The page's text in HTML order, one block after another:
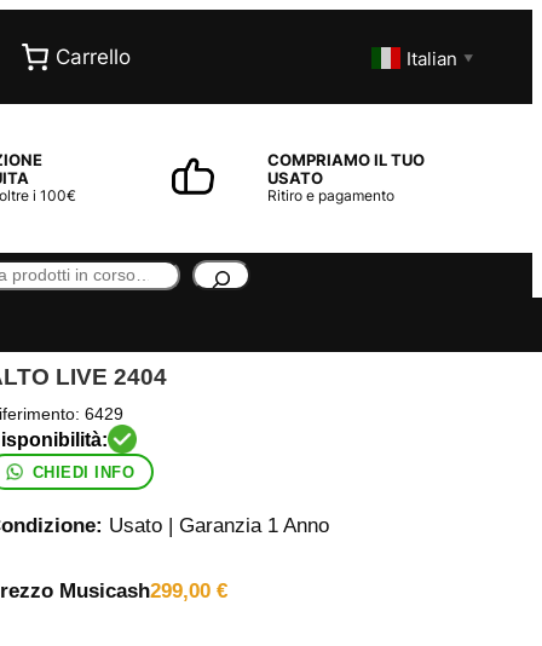
Carrello Italian ▼
i 100€
COMPRIAMO IL TUO
USATO
Ritiro e pagamento
LIVE 2404
6429
CHIEDI INFO
Usato | Garanzia 1 Anno
Musicash299,00 €